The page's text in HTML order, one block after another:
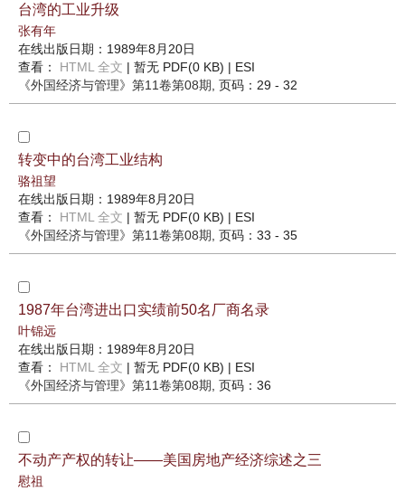
台湾的工业升级
张有年
在线出版日期：1989年8月20日
查看： HTML 全文 | 暂无 PDF(0 KB) | ESI
《外国经济与管理》 第11卷第08期 , 页码：29 - 32
转变中的台湾工业结构
骆祖望
在线出版日期：1989年8月20日
查看： HTML 全文 | 暂无 PDF(0 KB) | ESI
《外国经济与管理》 第11卷第08期 , 页码：33 - 35
1987年台湾进出口实绩前50名厂商名录
叶锦远
在线出版日期：1989年8月20日
查看： HTML 全文 | 暂无 PDF(0 KB) | ESI
《外国经济与管理》 第11卷第08期 , 页码：36
不动产产权的转让——美国房地产经济综述之三
慰祖